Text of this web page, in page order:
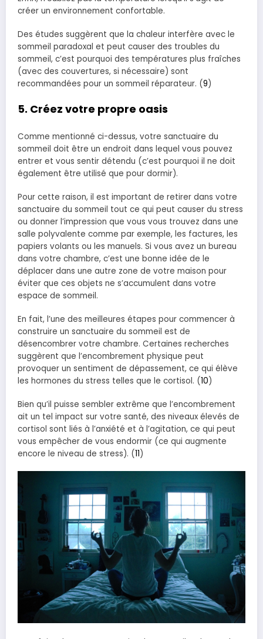
créer un environnement confortable.
Des études suggèrent que la chaleur interfère avec le
sommeil paradoxal et peut causer des troubles du
sommeil, c’est pourquoi des températures plus fraîches
(avec des couvertures, si nécessaire) sont
recommandées pour un sommeil réparateur. (9)
5. Créez votre propre oasis
Comme mentionné ci-dessus, votre sanctuaire du
sommeil doit être un endroit dans lequel vous pouvez
entrer et vous sentir détendu (c’est pourquoi il ne doit
également être utilisé que pour dormir).
Pour cette raison, il est important de retirer dans votre
sanctuaire du sommeil tout ce qui peut causer du stress
ou donner l’impression que vous vous trouvez dans une
salle polyvalente comme par exemple, les factures, les
papiers volants ou les manuels. Si vous avez un bureau
dans votre chambre, c’est une bonne idée de le
déplacer dans une autre zone de votre maison pour
éviter que ces objets ne s’accumulent dans votre
espace de sommeil.
En fait, l’une des meilleures étapes pour commencer à
construire un sanctuaire du sommeil est de
désencombrer votre chambre. Certaines recherches
suggèrent que l’encombrement physique peut
provoquer un sentiment de dépassement, ce qui élève
les hormones du stress telles que le cortisol. (10)
Bien qu’il puisse sembler extrême que l’encombrement
ait un tel impact sur votre santé, des niveaux élevés de
cortisol sont liés à l’anxiété et à l’agitation, ce qui peut
vous empêcher de vous endormir (ce qui augmente
encore le niveau de stress). (11)